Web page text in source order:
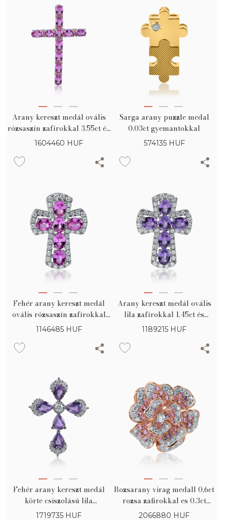
Arany kereszt medál ovális
rózsaszín zafírokkal 3.55ct és
sárga gyémántokkal 0.11ct
1604460 HUF
Sarga arany puzzle medal
0.03ct gyemantokkal
574135 HUF
Fehér arany kereszt medál
ovális rózsaszín zafírokkal
1.45ct és gyémántokkal 0.34ct
1146485 HUF
Arany kereszt medál ovális
lila zafírokkal 1.45ct és
gyémántokkal 0.34ct
1189215 HUF
Fehér arany kereszt medál
körte csiszolású lila
zafírokkal 1.72ct és
1719735 HUF
Rozsarany virag medall 0.6ct
rozsa zafirokkal es 0.3ct
gyemantokkal
2066880 HUF